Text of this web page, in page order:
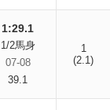
1:29.1
1/2馬身
07-08
39.1
1
(2.1)